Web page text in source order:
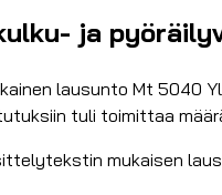
ja
lausunto Mt 5040
tuli toimittaa
mukaisen